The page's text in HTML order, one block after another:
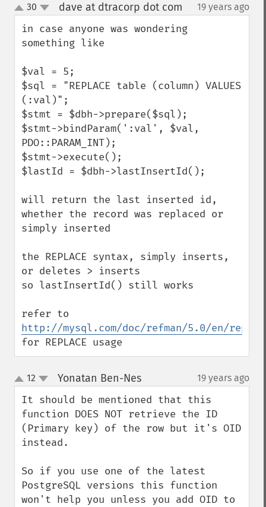
up
down
30 dave at dtracorp dot com 19 years ago
in case anyone was wondering
something like
$val = 5;
$sql = "REPLACE table (column) VALUES
(:val)";
$stmt = $dbh->prepare($sql);
$stmt->bindParam(':val', $val,
PDO::PARAM_INT);
$stmt->execute();
$lastId = $dbh->lastInsertId();
will return the last inserted id,
whether the record was replaced or
simply inserted
the REPLACE syntax, simply inserts,
or deletes > inserts
so lastInsertId() still works
http://mysql.com/doc/refman/5.0/en/
for REPLACE usage
up
down
12 Yonatan Ben-Nes¶ 19 years ago
It should be mentioned that this
function DOES NOT retrieve the ID
(Primary key) of the row but it's OID
instead.
So if you use one of the latest
PostgreSQL versions this function
won't help you unless you add OID to